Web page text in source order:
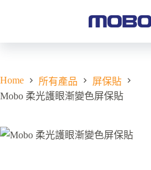
Home 所有產品
屏保貼
Mobo 柔光護眼漸變色屏保貼